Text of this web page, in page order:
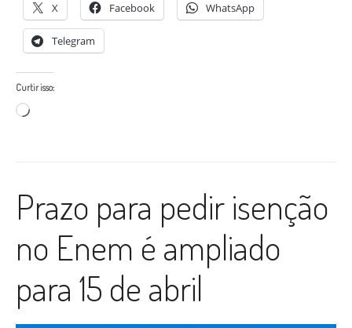
X Facebook WhatsApp
Telegram
Curtir isso:
Carregando...
Prazo para pedir isenção
no Enem é ampliado
para 15 de abril